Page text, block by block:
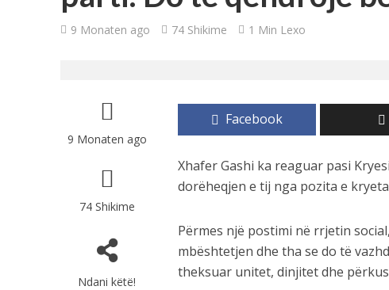
Si televizori OLED i
Këto shenja do të
9 Monaten ago 74 Shikime 1 Min Lexo
9 Monaten ago
74 Shikime
Ndani këtë!
Facebook
Xhafer Gashi ka reaguar pasi
dorëheqjen e tij nga pozita e
Përmes një postimi në rrjetin
mbështetjen dhe tha se do të
theksuar unitet, dinjitet dhe